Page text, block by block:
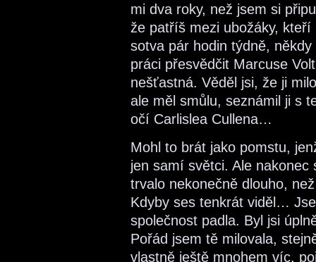
mi dva roky, než jsem si
že patříš mezi ubožáky,
sotva pár hodin týdně,
práci přesvědčit Marcuse
nešťastná. Věděl jsi, že ji
ale měl smůlu, seznámil ji s
očí Carlislea Cullena…
Mohl to brát jako pomstu,
jen samí světci. Ale
trvalo nekonečně dlouho,
Kdyby ses tenkrát viděl…
společnost padla. Byl jsi
Pořád jsem tě milovala,
vlastně ještě mnohem víc,